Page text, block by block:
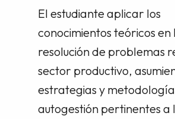
El estudiante aplicar los
conocimientos teóricos en
resolución de problemas
sector productivo,
estrategias y
autogestión pertinentes a